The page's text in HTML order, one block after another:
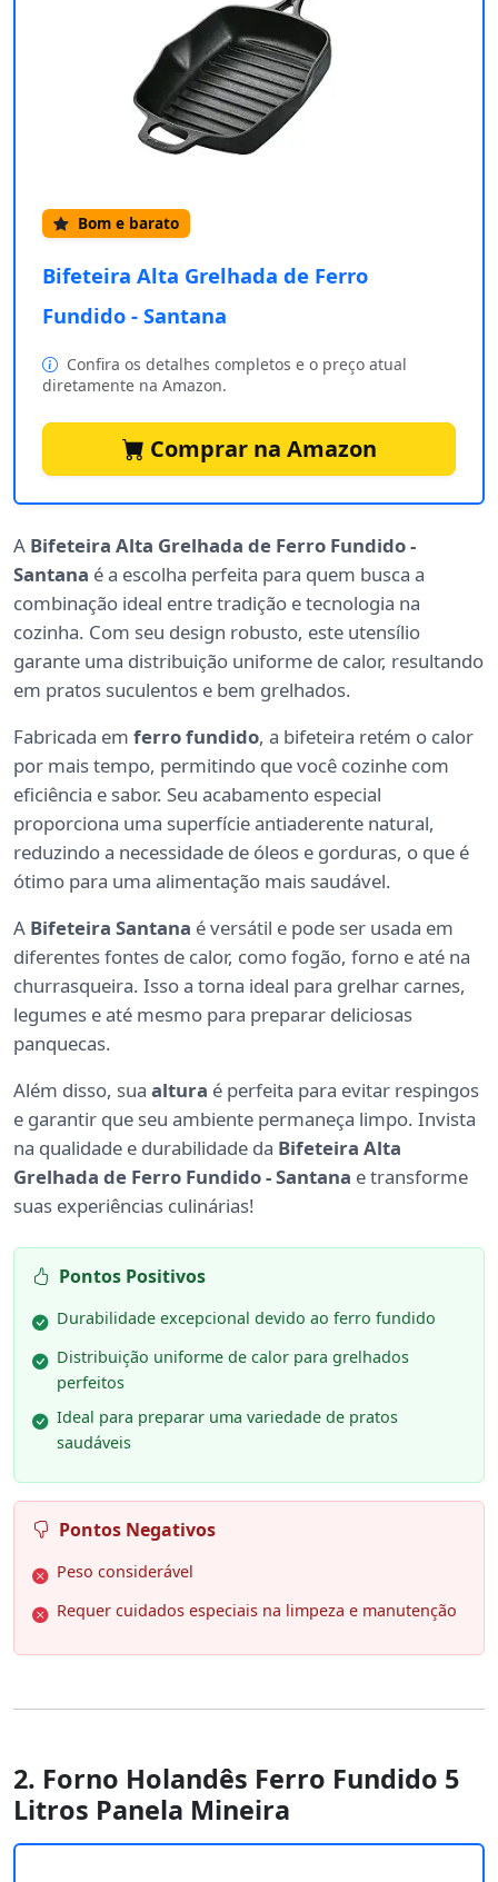
Bom e barato
Bifeteira Alta Grelhada de Ferro
Fundido - Santana
Confira os detalhes completos e o preço atual
diretamente na Amazon.
Comprar na Amazon
A Bifeteira Alta Grelhada de Ferro Fundido -
Santana é a escolha perfeita para quem busca a
combinação ideal entre tradição e tecnologia na
cozinha. Com seu design robusto, este utensílio
garante uma distribuição uniforme de calor, resultando
em pratos suculentos e bem grelhados.
Fabricada em ferro fundido, a bifeteira retém o calor
por mais tempo, permitindo que você cozinhe com
eficiência e sabor. Seu acabamento especial
proporciona uma superfície antiaderente natural,
reduzindo a necessidade de óleos e gorduras, o que é
ótimo para uma alimentação mais saudável.
A Bifeteira Santana é versátil e pode ser usada em
diferentes fontes de calor, como fogão, forno e até na
churrasqueira. Isso a torna ideal para grelhar carnes,
legumes e até mesmo para preparar deliciosas
panquecas.
Além disso, sua altura é perfeita para evitar respingos
e garantir que seu ambiente permaneça limpo. Invista
na qualidade e durabilidade da Bifeteira Alta
Grelhada de Ferro Fundido - Santana e transforme
suas experiências culinárias!
Pontos Positivos
Durabilidade excepcional devido ao ferro fundido
Distribuição uniforme de calor para grelhados
perfeitos
Ideal para preparar uma variedade de pratos
saudáveis
Pontos Negativos
Peso considerável
Requer cuidados especiais na limpeza e manutenção
2. Forno Holandês Ferro Fundido 5
Litros Panela Mineira